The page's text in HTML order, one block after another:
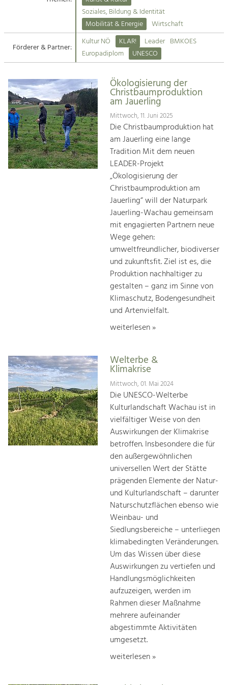
Suche
Impressum
Kontakt
Angebotsentwicklung und
Handwerk, Wissenschaft und Forschung.
Soziales, Bildung &
Identität
Gleichberechtigung, Jugend und
Integration
Mobilität & Energie
Klimawandel, öffentlicher Verkehr und
Steigerung regionaler Wertschöpfung
Soziales, Bildung & Identität
Mobilität & Energie
Wirtschaft
Förderer & Partner:
Kultur NÖ KLAR! Leader BMKOES
Europadiplom
UNESCO
Ökologisierung der
Christbaumproduktion
am Jauerling
Mittwoch, 11. Juni 2025
Die Christbaumproduktion hat
am Jauerling eine lange
Tradition Mit dem neuen
LEADER-Projekt
„Ökologisierung der
Christbaumproduktion am
Jauerling“ will der Naturpark
Jauerling-Wachau gemeinsam
mit engagierten Partnern neue
Wege gehen:
umweltfreundlicher, biodiverser
und zukunftsfit. Ziel ist es, die
Produktion nachhaltiger zu
gestalten – ganz im Sinne von
Klimaschutz, Bodengesundheit
und Artenvielfalt.
weiterlesen »
Welterbe &
Klimakrise
Mittwoch, 01. Mai 2024
Die UNESCO-Welterbe
Kulturlandschaft Wachau ist in
vielfältiger Weise von den
Auswirkungen der Klimakrise
betroffen. Insbesondere die für
den außergewöhnlichen
universellen Wert der Stätte
prägenden Elemente der Natur-
und Kulturlandschaft – darunter
Naturschutzflächen ebenso wie
Weinbau- und
Siedlungsbereiche – unterliegen
klimabedingten Veränderungen.
Um das Wissen über diese
Auswirkungen zu vertiefen und
Handlungsmöglichkeiten
aufzuzeigen, werden im
Rahmen dieser Maßnahme
mehrere aufeinander
abgestimmte Aktivitäten
umgesetzt.
weiterlesen »